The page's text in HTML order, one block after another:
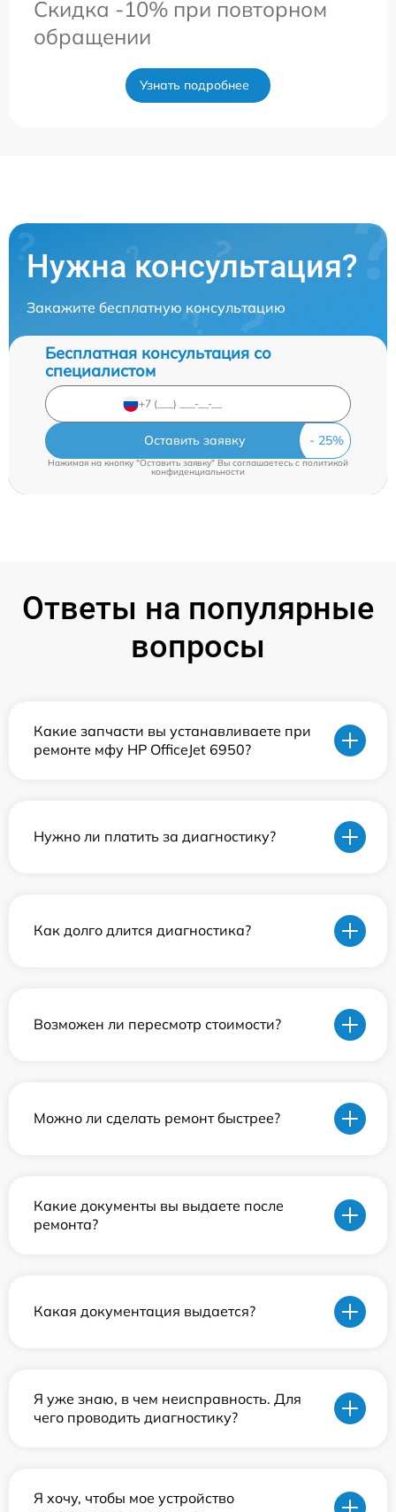
Скидка -10% при повторном
обращении
Узнать подробнее
Нужна консультация?
Закажите бесплатную консультацию
Бесплатная консультация со
специалистом
Оставить заявку
Нажимая на кнопку "Оставить заявку" Вы соглашаетесь cполитикой
конфиденциальности
Ответы на популярные
вопросы
Какие запчасти вы устанавливаете при
ремонте мфу HP OfficeJet 6950?
Нужно ли платить за диагностику?
Как долго длится диагностика?
Возможен ли пересмотр стоимости?
Можно ли сделать ремонт быстрее?
Какие документы вы выдаете после
ремонта?
Какая документация выдается?
Я уже знаю, в чем неисправность. Для
чего проводить диагностику?
Я хочу, чтобы мое устройство